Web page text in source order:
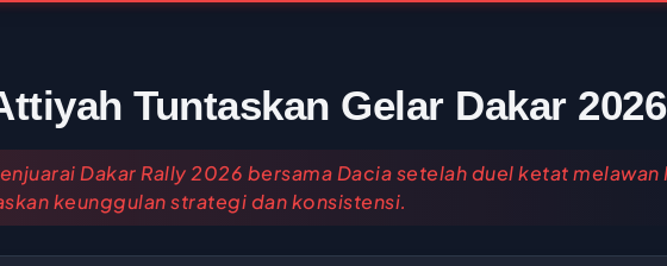
Tuntaskan Gelar Dakar 2026
Dakar Rally 2026 bersama Dacia setelah duel ketat melawan
keunggulan strategi dan konsistensi.